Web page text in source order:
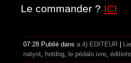
Le commander ? ICI
07:28 Publié dans a.4) EDITEUR
natyot
hotdog le pédalo ivre